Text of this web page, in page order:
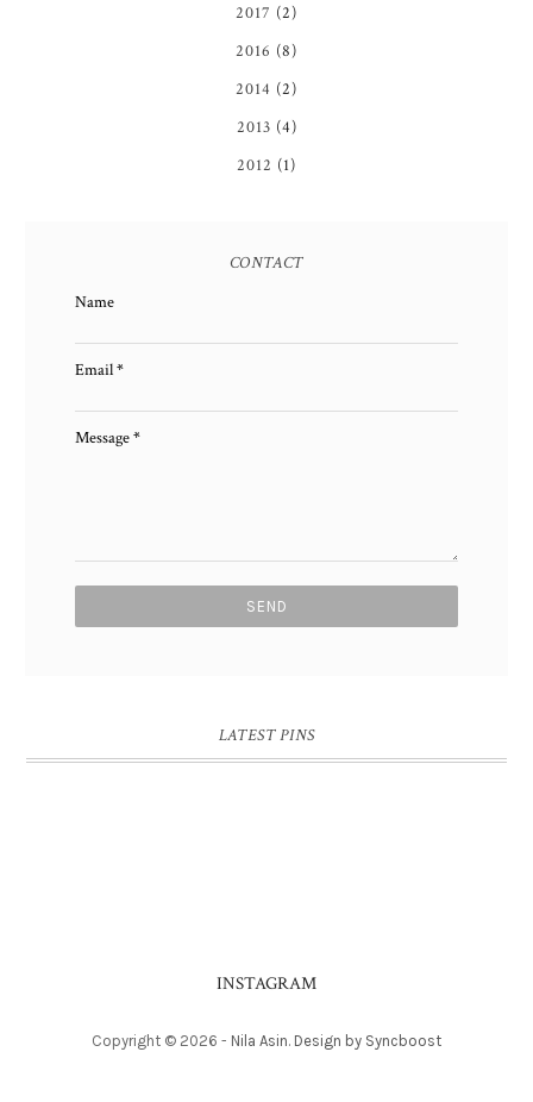
2017 (2)
2016 (8)
2014 (2)
2013 (4)
2012 (1)
CONTACT
Name
Email*
Message*
LATEST PINS
INSTAGRAM
Copyright © 2026 - Nila Asin. Design by Syncboost